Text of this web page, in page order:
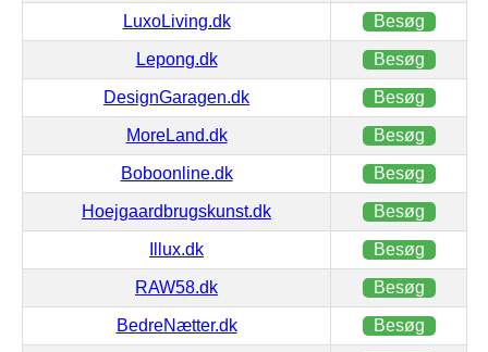
LuxoLiving.dk Besøg
Lepong.dk Besøg
DesignGaragen.dk Besøg
MoreLand.dk Besøg
Boboonline.dk Besøg
Hoejgaardbrugskunst.dk Besøg
Illux.dk Besøg
RAW58.dk Besøg
BedreNætter.dk Besøg